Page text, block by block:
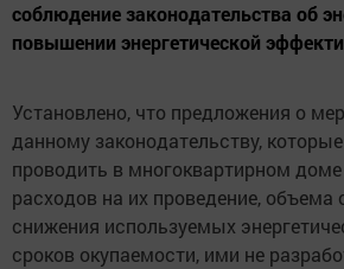
соблюдение законодательства об
повышении энергетической
Установлено, что предложения о
данному законодательству,
проводить в многоквартирном
расходов на их проведение, объема
снижения используемых
сроков окупаемости, ими не